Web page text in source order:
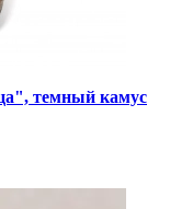
темный камус